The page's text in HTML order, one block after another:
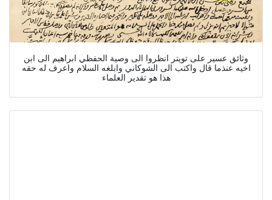
وثائق عسير على تويتر انظروا الى وصية الحفظي ابراهيم الى ابن
اخيه عنذما قال واكتب الى الشوكاني وابلغه السلام واعرف له حقه
هذا هو تقدير العلماء